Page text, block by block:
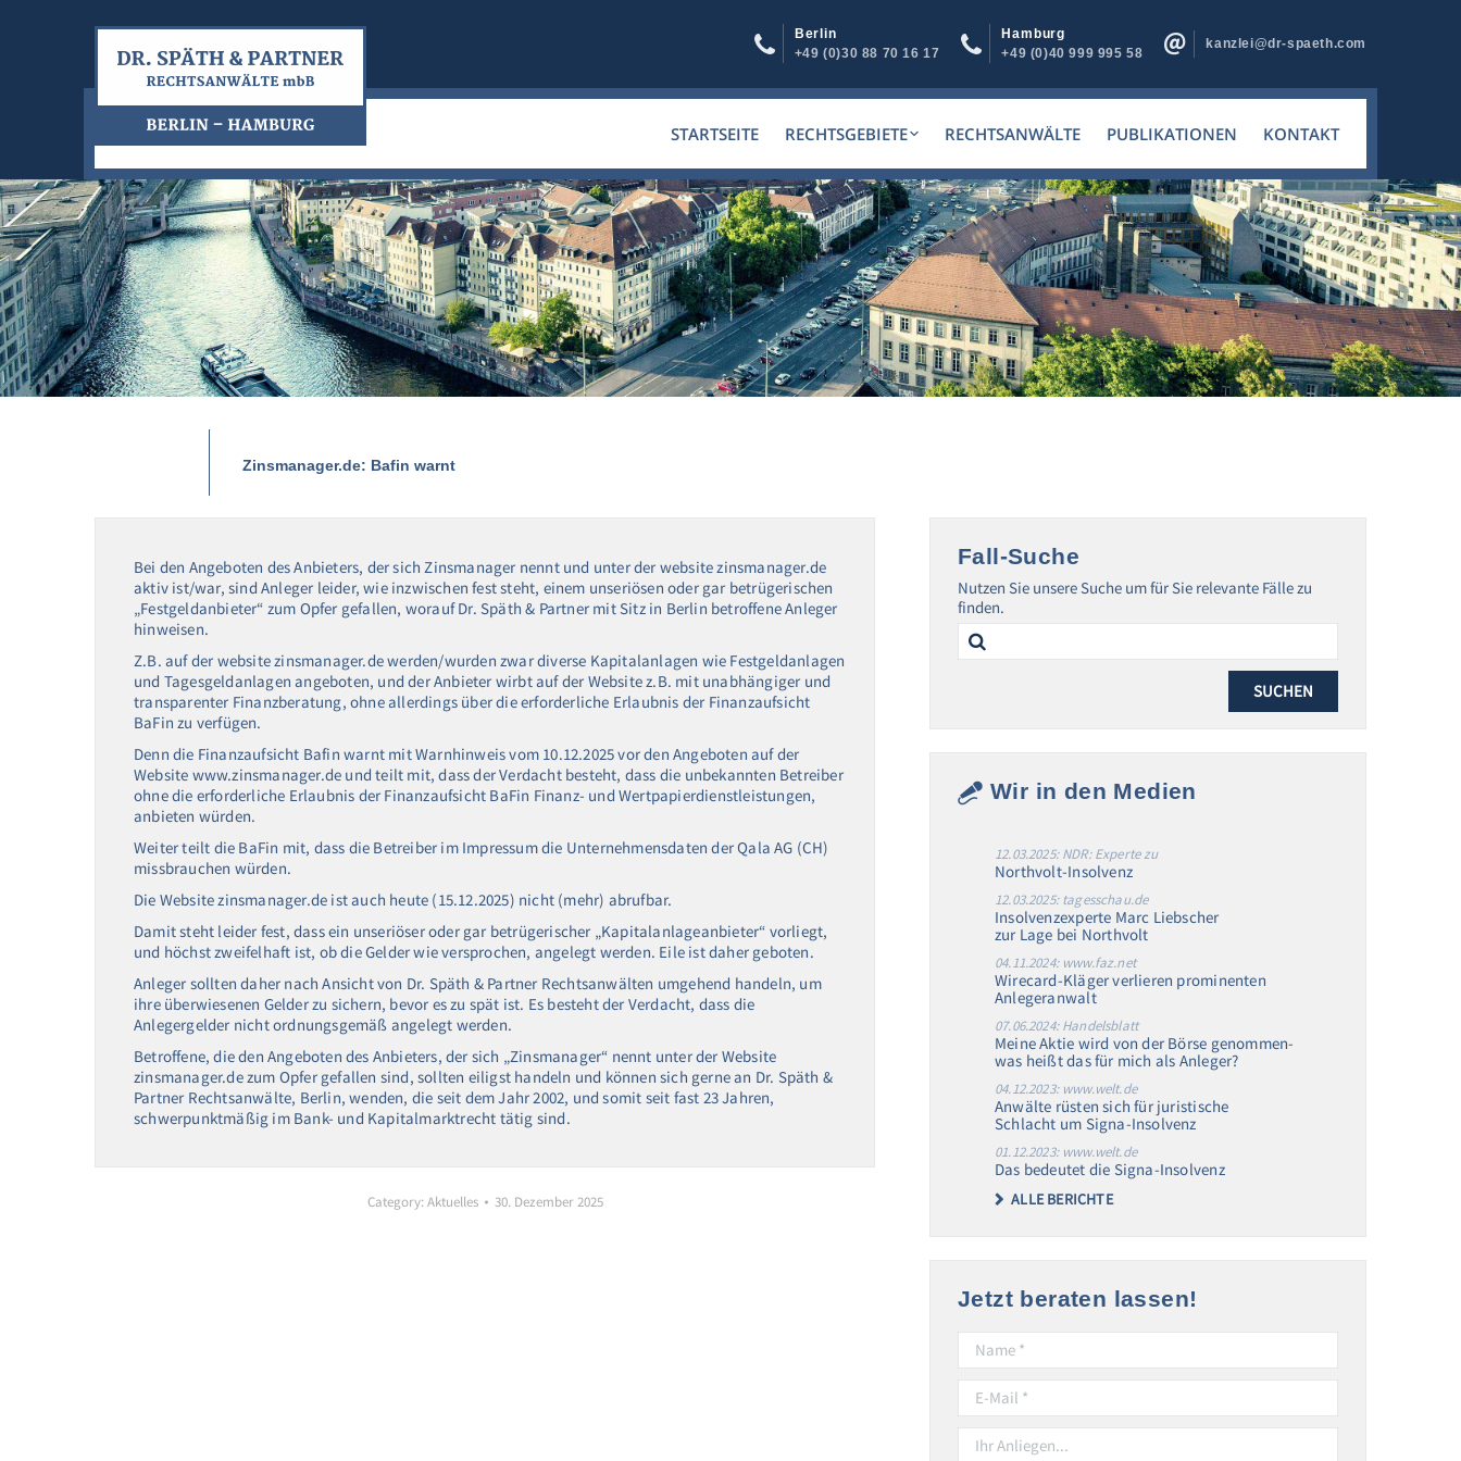
Berlin
+49 (0)30 88 70 16 17
Hamburg
+49 (0)40 999 995 58
kanzlei@dr-spaeth.com
STARTSEITE RECHTSGEBIETE RECHTSANWÄLTE PUBLIKATIONEN KONTAKT
Zinsmanager.de: Bafin warnt
Bei den Angeboten des Anbieters, der sich Zinsmanager nennt und unter der website zinsmanager.de
aktiv ist/war, sind Anleger leider, wie inzwischen fest steht, einem unseriösen oder gar betrügerischen
„Festgeldanbieter“ zum Opfer gefallen, worauf Dr. Späth & Partner mit Sitz in Berlin betroffene Anleger
hinweisen.
Z.B. auf der website zinsmanager.de werden/wurden zwar diverse Kapitalanlagen wie Festgeldanlagen
und Tagesgeldanlagen angeboten, und der Anbieter wirbt auf der Website z.B. mit unabhängiger und
transparenter Finanzberatung, ohne allerdings über die erforderliche Erlaubnis der Finanzaufsicht
BaFin zu verfügen.
Denn die Finanzaufsicht Bafin warnt mit Warnhinweis vom 10.12.2025 vor den Angeboten auf der
Website www.zinsmanager.de und teilt mit, dass der Verdacht besteht, dass die unbekannten Betreiber
ohne die erforderliche Erlaubnis der Finanzaufsicht BaFin Finanz- und Wertpapierdienstleistungen,
anbieten würden.
Weiter teilt die BaFin mit, dass die Betreiber im Impressum die Unternehmensdaten der Qala AG (CH)
missbrauchen würden.
Die Website zinsmanager.de ist auch heute (15.12.2025) nicht (mehr) abrufbar.
Damit steht leider fest, dass ein unseriöser oder gar betrügerischer „Kapitalanlageanbieter“ vorliegt,
und höchst zweifelhaft ist, ob die Gelder wie versprochen, angelegt werden. Eile ist daher geboten.
Anleger sollten daher nach Ansicht von Dr. Späth & Partner Rechtsanwälten umgehend handeln, um
ihre überwiesenen Gelder zu sichern, bevor es zu spät ist. Es besteht der Verdacht, dass die
Anlegergelder nicht ordnungsgemäß angelegt werden.
Betroffene, die den Angeboten des Anbieters, der sich „Zinsmanager“ nennt unter der Website
zinsmanager.de zum Opfer gefallen sind, sollten eiligst handeln und können sich gerne an Dr. Späth &
Partner Rechtsanwälte, Berlin, wenden, die seit dem Jahr 2002, und somit seit fast 23 Jahren,
schwerpunktmäßig im Bank- und Kapitalmarktrecht tätig sind.
Category:Aktuelles 30. Dezember 2025
Fall-Suche
Nutzen Sie unsere Suche um für Sie relevante Fälle zu
finden.
Search
for:
Wir in den Medien
12.03.2025: NDR: Experte zu
Northvolt-Insolvenz
12.03.2025: tagesschau.de
Insolvenzexperte Marc Liebscher
zur Lage bei Northvolt
04.11.2024: www.faz.net
Wirecard-Kläger verlieren prominenten
Anlegeranwalt
07.06.2024: Handelsblatt
Meine Aktie wird von der Börse genommen-
was heißt das für mich als Anleger?
04.12.2023: www.welt.de
Anwälte rüsten sich für juristische
Schlacht um Signa-Insolvenz
01.12.2023: www.welt.de
Das bedeutet die Signa-Insolvenz
ALLE BERICHTE
Jetzt beraten lassen!